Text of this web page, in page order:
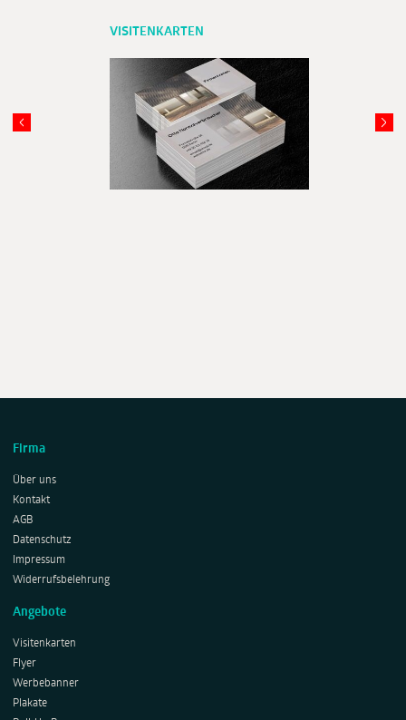
VISITENKARTEN
Firma
Über uns
Kontakt
AGB
Datenschutz
Impressum
Widerrufsbelehrung
Angebote
Visitenkarten
Flyer
Werbebanner
Plakate